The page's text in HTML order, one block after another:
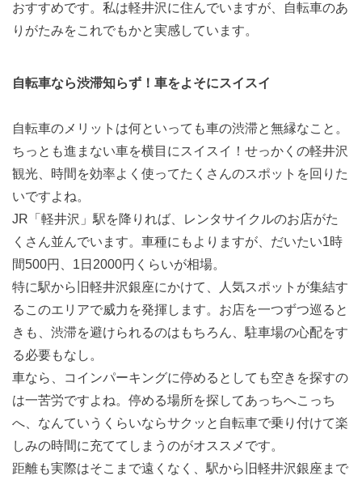
おすすめです。私は軽井沢に住んでいますが、自転車のあ
りがたみをこれでもかと実感しています。
自転車なら渋滞知らず！車をよそにスイスイ
自転車のメリットは何といっても車の渋滞と無縁なこと。
ちっとも進まない車を横目にスイスイ！せっかくの軽井沢
観光、時間を効率よく使ってたくさんのスポットを回りた
いですよね。
JR「軽井沢」駅を降りれば、レンタサイクルのお店がた
くさん並んでいます。車種にもよりますが、だいたい1時
間500円、1日2000円くらいが相場。
特に駅から旧軽井沢銀座にかけて、人気スポットが集結す
るこのエリアで威力を発揮します。お店を一つずつ巡ると
きも、渋滞を避けられるのはもちろん、駐車場の心配をす
る必要もなし。
車なら、コインパーキングに停めるとしても空きを探すの
は一苦労ですよね。停める場所を探してあっちへこっち
へ、なんていうくらいならサクッと自転車で乗り付けて楽
しみの時間に充ててしまうのがオススメです。
距離も実際はそこまで遠くなく、駅から旧軽井沢銀座まで